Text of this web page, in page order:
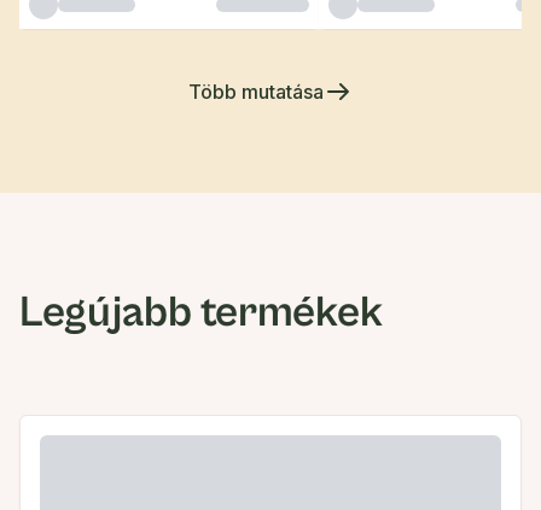
Több mutatása
Legújabb termékek